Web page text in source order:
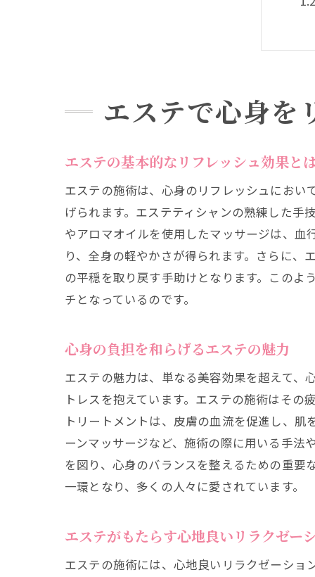
エステで心身を
エステの基本的なリフレッシュ効果と
エステの施術は、心身のリフレッシュにお
げられます。エステティシャンの熟練した手
やアロマオイルを使用したマッサージは、
り、全身の軽やかさが得られます。さらに
の平穏を取り戻す手助けとなります。この
チとなっているのです。
心身の負担を和らげるエステの魅力
エステの魅力は、単なる美容効果を超えて、
トレスを抱えています。エステの施術はそ
トリートメントは、皮膚の血流を促進し、
ーンマッサージなど、施術の際に用いる手法
を図り、心身のバランスを整えるための重
一環となり、多くの人々に愛されています。
エステがもたらす心地良いリラクゼー
エステの施術には、心地良いリラクゼーシ